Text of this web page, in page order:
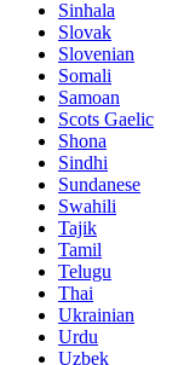
Sinhala
Slovak
Slovenian
Somali
Samoan
Scots Gaelic
Shona
Sindhi
Sundanese
Swahili
Tajik
Tamil
Telugu
Thai
Ukrainian
Urdu
Uzbek